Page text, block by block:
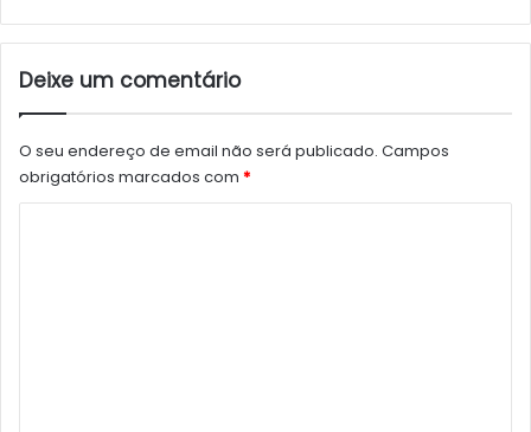
Deixe um comentário
O seu endereço de email não será publicado. Campos
obrigatórios marcados com *